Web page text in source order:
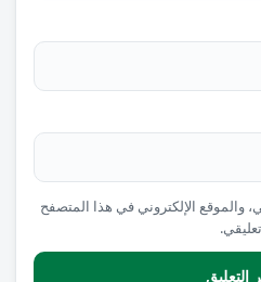
والموقع الإلكتروني في هذا المتصفح
التعليق